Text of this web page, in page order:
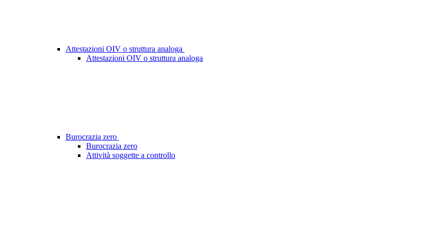
Attestazioni OIV o struttura analoga
Attestazioni OIV o struttura analoga
Burocrazia zero
Burocrazia zero
Attività soggette a controllo